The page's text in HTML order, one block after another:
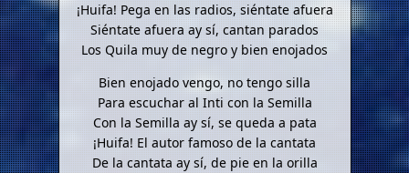
¡Huifa! Pega en las radios, siéntate afuera
Siéntate afuera ay sí, cantan parados
Los Quila muy de negro y bien enojados
Bien enojado vengo, no tengo silla
Para escuchar al Inti con la Semilla
Con la Semilla ay sí, se queda a pata
¡Huifa! El autor famoso de la cantata
De la cantata ay sí, de pie en la orilla